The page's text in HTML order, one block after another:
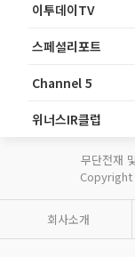
이투데이TV
스페셜리포트
Channel 5
위너스IR클럽
무단전재
Copyright
회사소개